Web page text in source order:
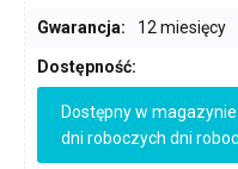
Gwarancja: 12 miesięcy
Dostępność:
Dostępny w
dni roboczych dni